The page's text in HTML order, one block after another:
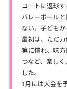
コートに返球す
バレーボール
ない、子どもか
最初は、ただ
第に慣れ、味
つなど、楽し
した。
1月には大会を